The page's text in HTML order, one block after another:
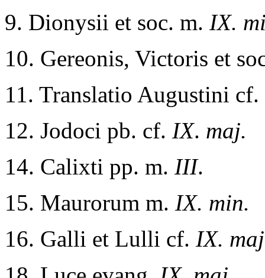
9. Dionysii et soc. m. IX.
10. Gereonis, Victoris et
11. Translatio Augustini cf.
12. Jodoci pb. cf. IX. maj.
14. Calixti pp. m. III.
15. Maurorum m. IX. min.
16. Galli et Lulli cf. IX.